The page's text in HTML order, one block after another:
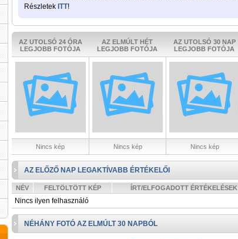
Részletek ITT!
AZ UTOLSÓ 24 ÓRA
LEGJOBB FOTÓJA
AZ ELMÚLT HÉT
LEGJOBB FOTÓJA
AZ UTOLSÓ 30 NAP
LEGJOBB FOTÓJA
Nincs kép Nincs kép Nincs kép
AZ ELŐZŐ NAP LEGAKTÍVABB ÉRTÉKELŐI
NÉV FELTÖLTÖTT KÉP ÍRT/ELFOGADOTT ÉRTÉKELÉSEK
Nincs ilyen felhasználó
NÉHÁNY FOTÓ AZ ELMÚLT 30 NAPBÓL